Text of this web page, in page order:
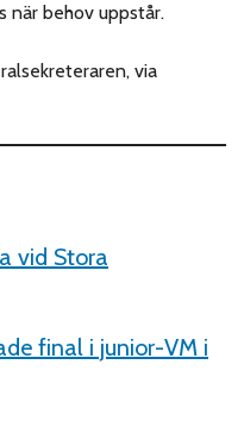
när behov uppstår.
via
vid Stora
final i junior-VM i